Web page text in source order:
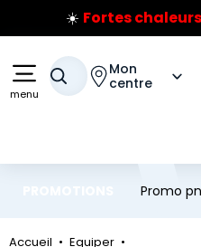
Aller au contenu principal
Aller à la navigation
☀️ Fortes chaleurs
Prix coûtant
Jusqu'à 120€ remboursés
menu
Votre recherche
Mon
centre
Promo
Accueil
Equiper